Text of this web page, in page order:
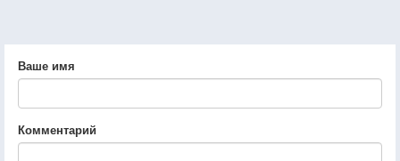
Ваше имя
Комментарий